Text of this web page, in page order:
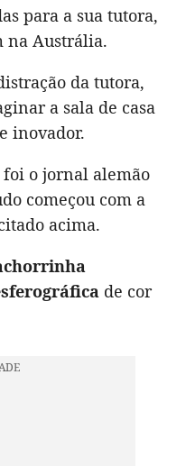
para a sua tutora,
na Austrália.
da tutora,
a sala de casa
inovador.
foi o jornal alemão
começou com a
acima.
de cor